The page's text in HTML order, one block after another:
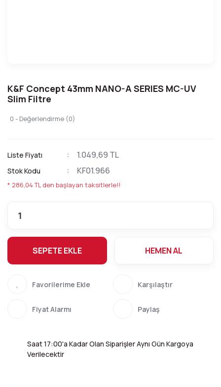
K&F Concept 43mm NANO-A SERIES MC-UV
Slim Filtre
0 - Değerlendirme (0)
Liste Fiyatı 1.049,69 TL
Stok Kodu KF01.966
* 286,04 TL den başlayan taksitlerle!!
SEPETE EKLE HEMEN AL
Karşılaştır
Fiyat Alarmı Paylaş
Saat 17:00'a Kadar Olan Siparişler Aynı Gün Kargoya
Verilecektir